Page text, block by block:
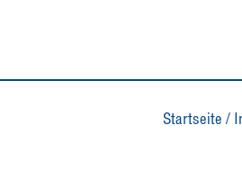
Startseite /